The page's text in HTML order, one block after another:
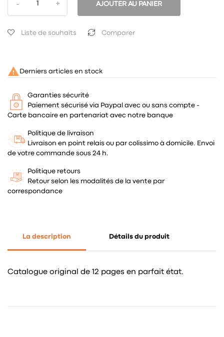
AJOUTER AU PANIER
Liste de souhaits Comparer
 Derniers articles en stock
Garanties sécurité
Paiement sécurisé via Paypal avec ou sans compte -
Carte bancaire en partenariat avec notre banque
Politique de livraison
Livraison en point relais ou par colissimo à domicile. Envoi
de votre commande sous 24 h.
Politique retours
Retour selon les modalités de la vente par
correspondance
La description Détails du produit
Catalogue original de 12 pages en parfait état.